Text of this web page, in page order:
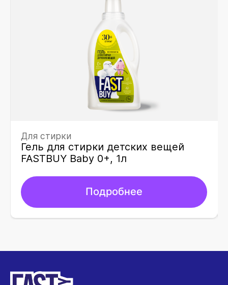
Для стирки
Гель для стирки детских вещей
FASTBUY Baby 0+, 1л
Подробнее